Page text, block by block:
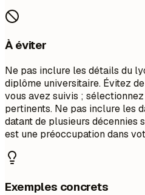
À éviter
Ne pas inclure les détails du
diplôme universitaire. Évitez
vous avez suivis ;
pertinents. Ne pas inclure les
datant de plusieurs décennies
est une préoccupation dans
Exemples concrets